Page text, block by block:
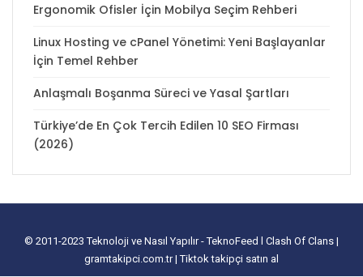
Ergonomik Ofisler İçin Mobilya Seçim Rehberi
Linux Hosting ve cPanel Yönetimi: Yeni Başlayanlar
İçin Temel Rehber
Anlaşmalı Boşanma Süreci ve Yasal Şartları
Türkiye’de En Çok Tercih Edilen 10 SEO Firması
(2026)
© 2011-2023Teknoloji ve Nasıl Yapılır - TeknoFeed Clash Of Clans |
gramtakipci.com.tr|Tiktok takipçi satın al